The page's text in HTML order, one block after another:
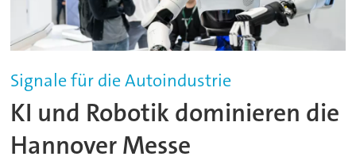
Signale für die Autoindustrie
KI und Robotik dominieren die
Hannover Messe